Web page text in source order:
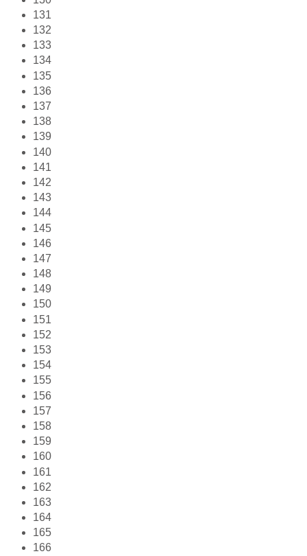
131
132
133
134
135
136
137
138
139
140
141
142
143
144
145
146
147
148
149
150
151
152
153
154
155
156
157
158
159
160
161
162
163
164
165
166